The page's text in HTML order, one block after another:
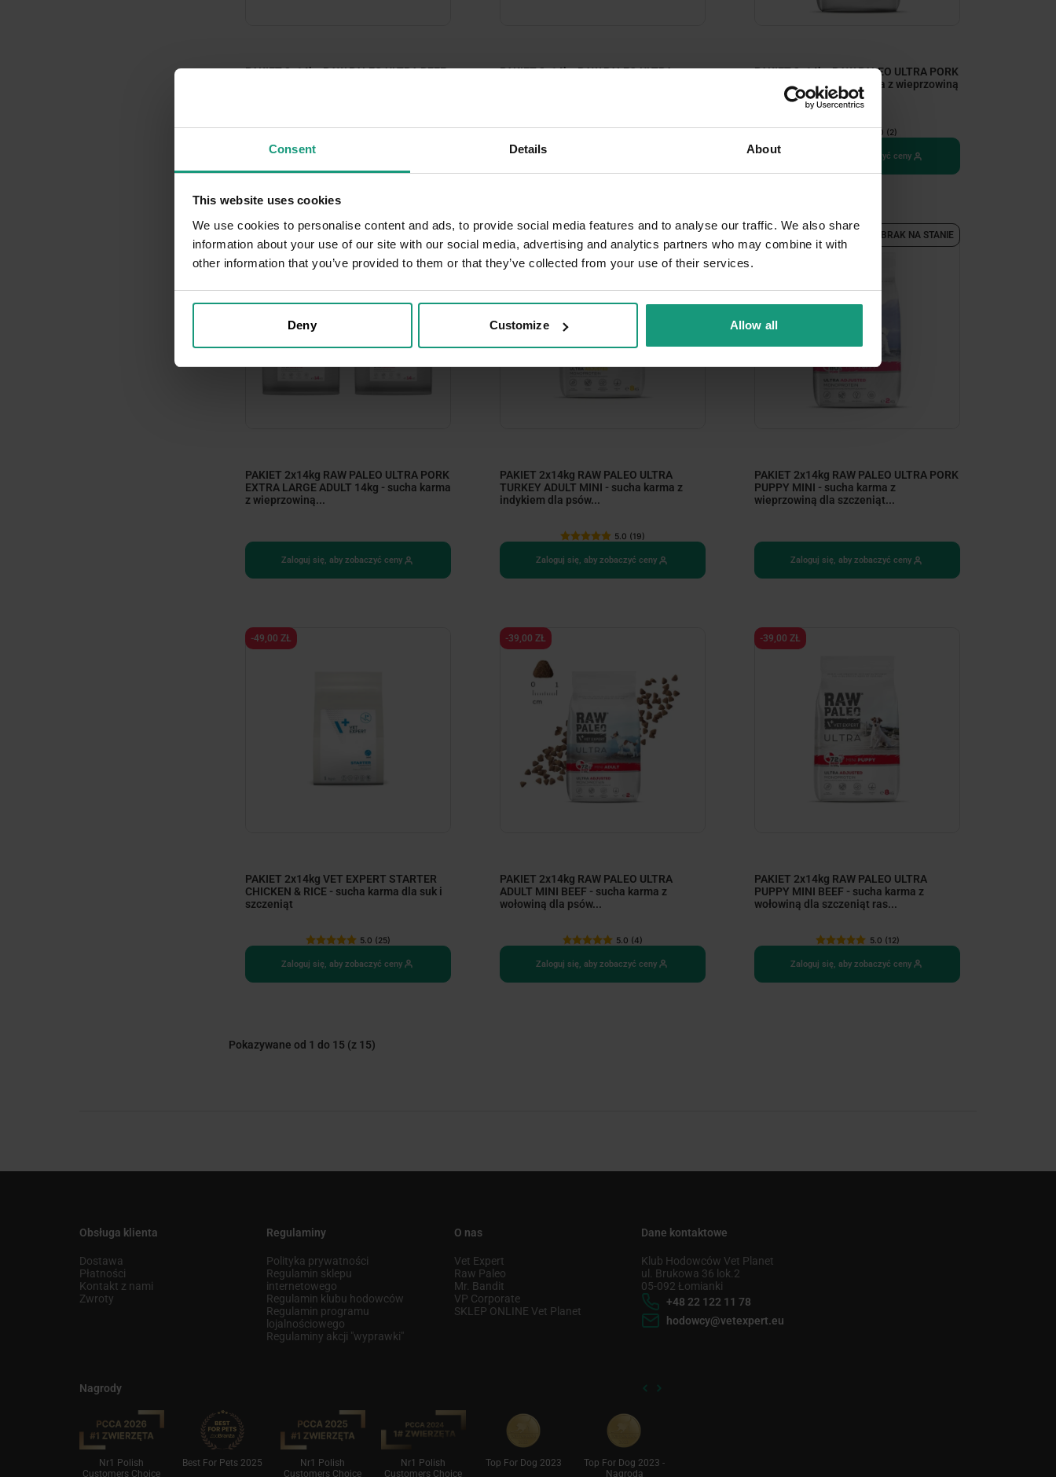
Consent Details About
This website uses cookies
We use cookies to personalise content and ads, to provide social media features and to analyse our traffic. We also share
information about your use of our site with our social media, advertising and analytics partners who may combine it with
other information that you’ve provided to them or that they’ve collected from your use of their services.
Deny Customize Allow all
PAKIET 2x14kg RAW PALEO ULTRA BEEF
Zaloguj się, aby zobaczyć ceny
PAKIET 2x14kg RAW PALEO ULTRA
Zaloguj się, aby zobaczyć ceny
PAKIET 2x14kg RAW PALEO ULTRA PORK
ADULT MINI - sucha karma z wieprzowiną
dla psów...
5.0 (2)
Zaloguj się, aby zobaczyć ceny
PAKIET 2x14kg RAW PALEO ULTRA PORK
EXTRA LARGE ADULT 14kg - sucha karma
z wieprzowiną...
Zaloguj się, aby zobaczyć ceny
PAKIET 2x14kg RAW PALEO ULTRA
TURKEY ADULT MINI - sucha karma z
indykiem dla psów...
5.0 (19)
Zaloguj się, aby zobaczyć ceny
PAKIET 2x14kg RAW PALEO ULTRA PORK
PUPPY MINI - sucha karma z
wieprzowiną dla szczeniąt...
Zaloguj się, aby zobaczyć ceny
BRAK NA STANIE
PAKIET 2x14kg VET EXPERT STARTER
CHICKEN & RICE - sucha karma dla suk i
szczeniąt
5.0 (25)
Zaloguj się, aby zobaczyć ceny
-49,00 ZŁ
PAKIET 2x14kg RAW PALEO ULTRA
ADULT MINI BEEF - sucha karma z
wołowiną dla psów...
5.0 (4)
Zaloguj się, aby zobaczyć ceny
-39,00 ZŁ
PAKIET 2x14kg RAW PALEO ULTRA
PUPPY MINI BEEF - sucha karma z
wołowiną dla szczeniąt ras...
5.0 (12)
Zaloguj się, aby zobaczyć ceny
-39,00 ZŁ
Pokazywane od 1 do 15 (z 15)
Obsługa klienta
Dostawa
Płatności
Kontakt z nami
Zwroty
Regulaminy
Polityka prywatności
Regulamin sklepu
internetowego
Regulamin klubu hodowców
Regulamin programu
lojalnościowego
Regulaminy akcji "wyprawki"
O nas
Vet Expert
Raw Paleo
Mr. Bandit
VP Corporate
SKLEP ONLINE Vet Planet
Dane kontaktowe
Klub Hodowców Vet Planet
ul. Brukowa 36 lok.2
05-092 Łomianki
+48 22 122 11 78
hodowcy@vetexpert.eu
Nagrody
Nr1 Polish
Customers Choice
Best For Pets 2025
Nr1 Polish
Customers Choice
Nr1 Polish
Customers Choice
Top For Dog 2023
Top For Dog 2023 -
Nagroda